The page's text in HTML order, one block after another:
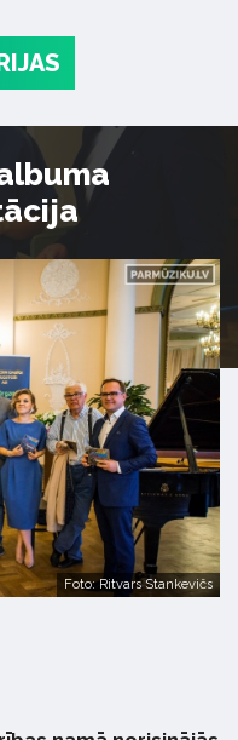
Foto: Ritvars Stankevičs